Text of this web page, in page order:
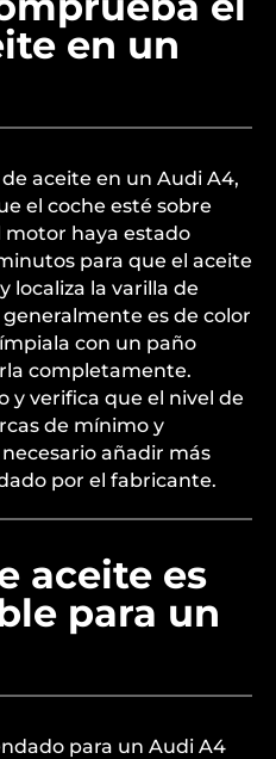
en un
aceite en un Audi A4,
el coche esté sobre
motor haya estado
para que el aceite
localiza la varilla de
es de color
con un paño
completamente.
y verifica que el nivel de
de mínimo y
añadir más
por el fabricante.
aceite es
para un
para un Audi A4